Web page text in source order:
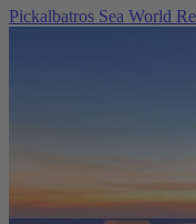
Pickalbatros Sea World